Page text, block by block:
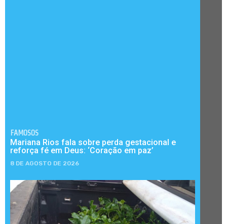
FAMOSOS
Mariana Rios fala sobre perda gestacional e
reforça fé em Deus: ‘Coração em paz’
8 DE AGOSTO DE 2026